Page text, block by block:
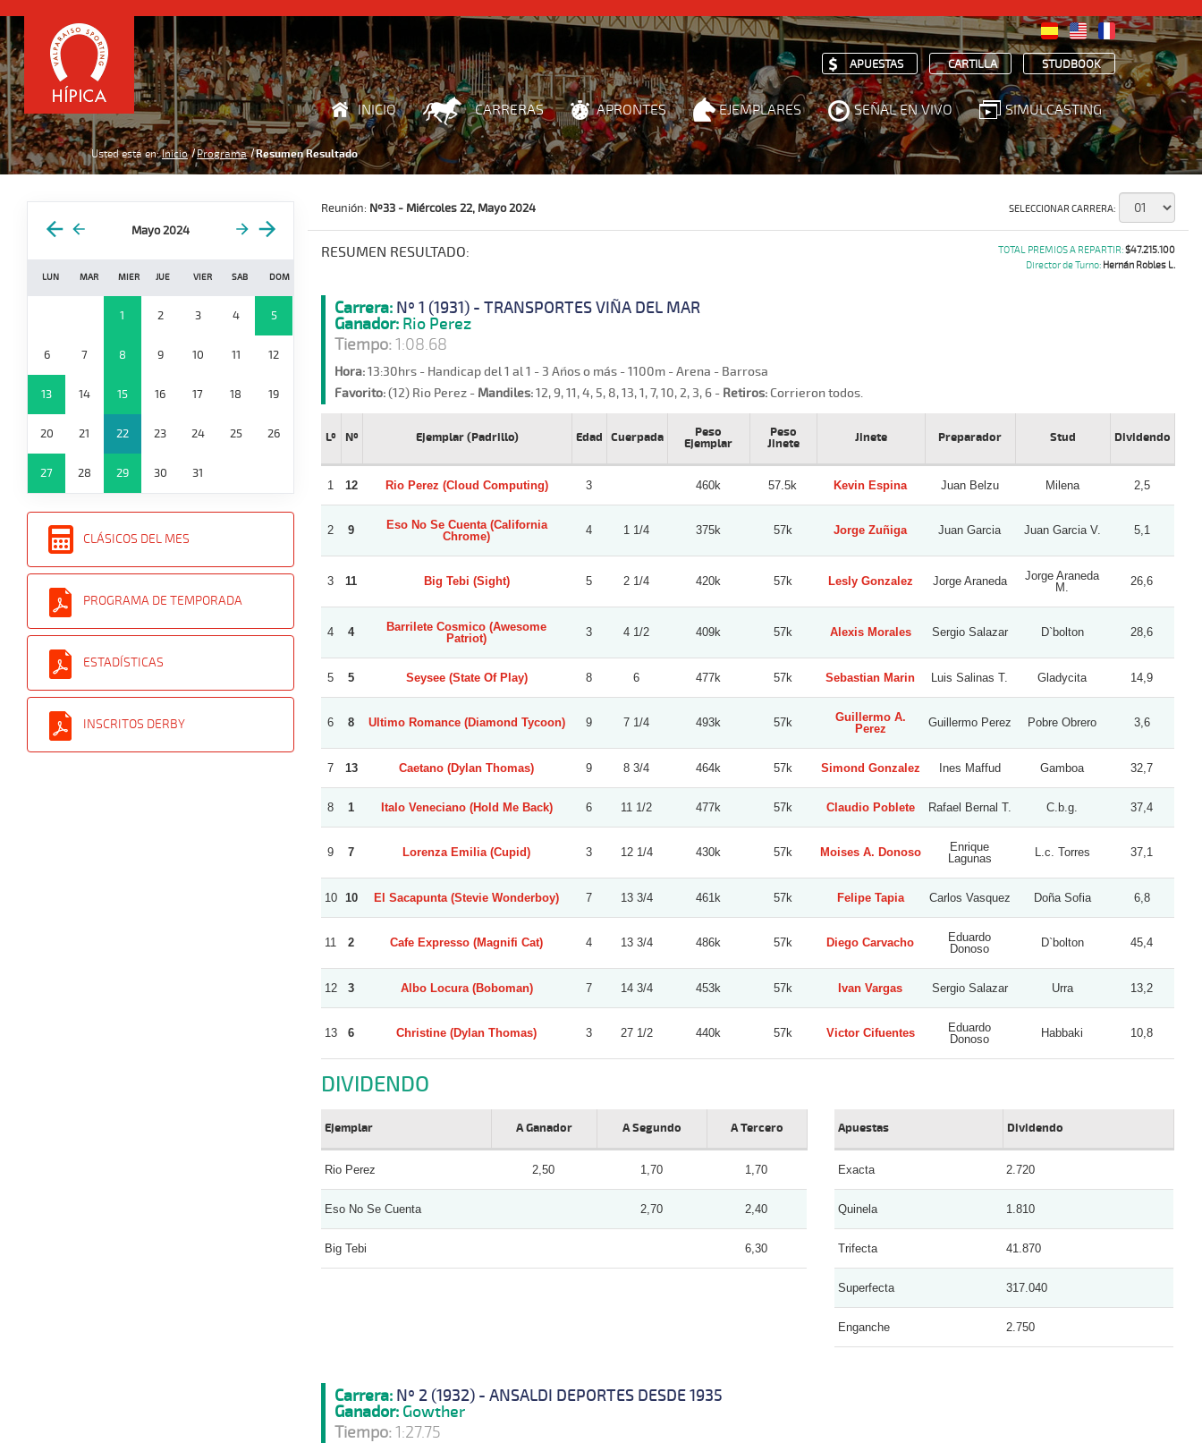
APUESTAS CARTILLA STUDBOOK
INICIO CARRERAS APRONTES EJEMPLARES SEÑAL EN VIVO SIMULCASTING
Usted está en: Inicio Programa Resumen Resultado
Mayo 2024
LUN MAR MIER JUE VIER SAB DOM
1 2 3 4 5
6 7 8 9 10 11 12
13 14 15 16 17 18 19
20 21 22 23 24 25 26
27 28 29 30 31
CLÁSICOS DEL MES
PROGRAMA DE TEMPORADA
ESTADÍSTICAS
INSCRITOS DERBY
Reunión: Nº33 - Miércoles 22, Mayo 2024 SELECCIONAR CARRERA:
RESUMEN RESULTADO: TOTAL PREMIOS A REPARTIR:$47.215.100
Director de Turno: Hernán Robles L.
Carrera: Nº 1 (1931) - TRANSPORTES VIÑA DEL MAR
Ganador:Rio Perez
Tiempo:1:08.68
Hora:13:30hrs - Handicap del 1 al 1 - 3 Años o más - 1100m - Arena - Barrosa
Favorito:(12) Rio Perez - Mandiles:12, 9, 11, 4, 5, 8, 13, 1, 7, 10, 2, 3, 6 - Retiros:Corrieron todos.
Lº Nº Ejemplar (Padrillo) Edad Cuerpada
Peso
Ejemplar
Peso
Jinete
Jinete Preparador Stud Dividendo
1 12 Rio Perez (Cloud Computing) 3 460k 57.5k Kevin Espina Juan Belzu Milena 2,5
2 9
Eso No Se Cuenta (California
Chrome)
4 1 1/4 375k 57k Jorge Zuñiga Juan Garcia Juan Garcia V. 5,1
3 11 Big Tebi (Sight) 5 2 1/4 420k 57k Lesly Gonzalez Jorge Araneda
Jorge Araneda
M.
26,6
4 4
Barrilete Cosmico (Awesome
Patriot)
3 4 1/2 409k 57k Alexis Morales Sergio Salazar D`bolton 28,6
5 5 Seysee (State Of Play) 8 6 477k 57k Sebastian Marin Luis Salinas T. Gladycita 14,9
6 8 Ultimo Romance (Diamond Tycoon) 9 7 1/4 493k 57k
Guillermo A.
Perez
Guillermo Perez Pobre Obrero 3,6
7 13 Caetano (Dylan Thomas) 9 8 3/4 464k 57k Simond Gonzalez Ines Maffud Gamboa 32,7
8 1 Italo Veneciano (Hold Me Back) 6 11 1/2 477k 57k Claudio Poblete Rafael Bernal T. C.b.g. 37,4
9 7 Lorenza Emilia (Cupid) 3 12 1/4 430k 57k Moises A. Donoso
Enrique
Lagunas
L.c. Torres 37,1
10 10 El Sacapunta (Stevie Wonderboy) 7 13 3/4 461k 57k Felipe Tapia Carlos Vasquez Doña Sofia 6,8
11 2 Cafe Expresso (Magnifi Cat) 4 13 3/4 486k 57k Diego Carvacho
Eduardo
Donoso
D`bolton 45,4
12 3 Albo Locura (Boboman) 7 14 3/4 453k 57k Ivan Vargas Sergio Salazar Urra 13,2
13 6 Christine (Dylan Thomas) 3 27 1/2 440k 57k Victor Cifuentes
Eduardo
Donoso
Habbaki 10,8
DIVIDENDO
Ejemplar A Ganador A Segundo A Tercero
Rio Perez 2,50 1,70 1,70
Eso No Se Cuenta 2,70 2,40
Big Tebi 6,30
Apuestas Dividendo
Exacta 2.720
Quinela 1.810
Trifecta 41.870
Superfecta 317.040
Enganche 2.750
Carrera: Nº 2 (1932) - ANSALDI DEPORTES DESDE 1935
Ganador:Gowther
Tiempo:1:27.75